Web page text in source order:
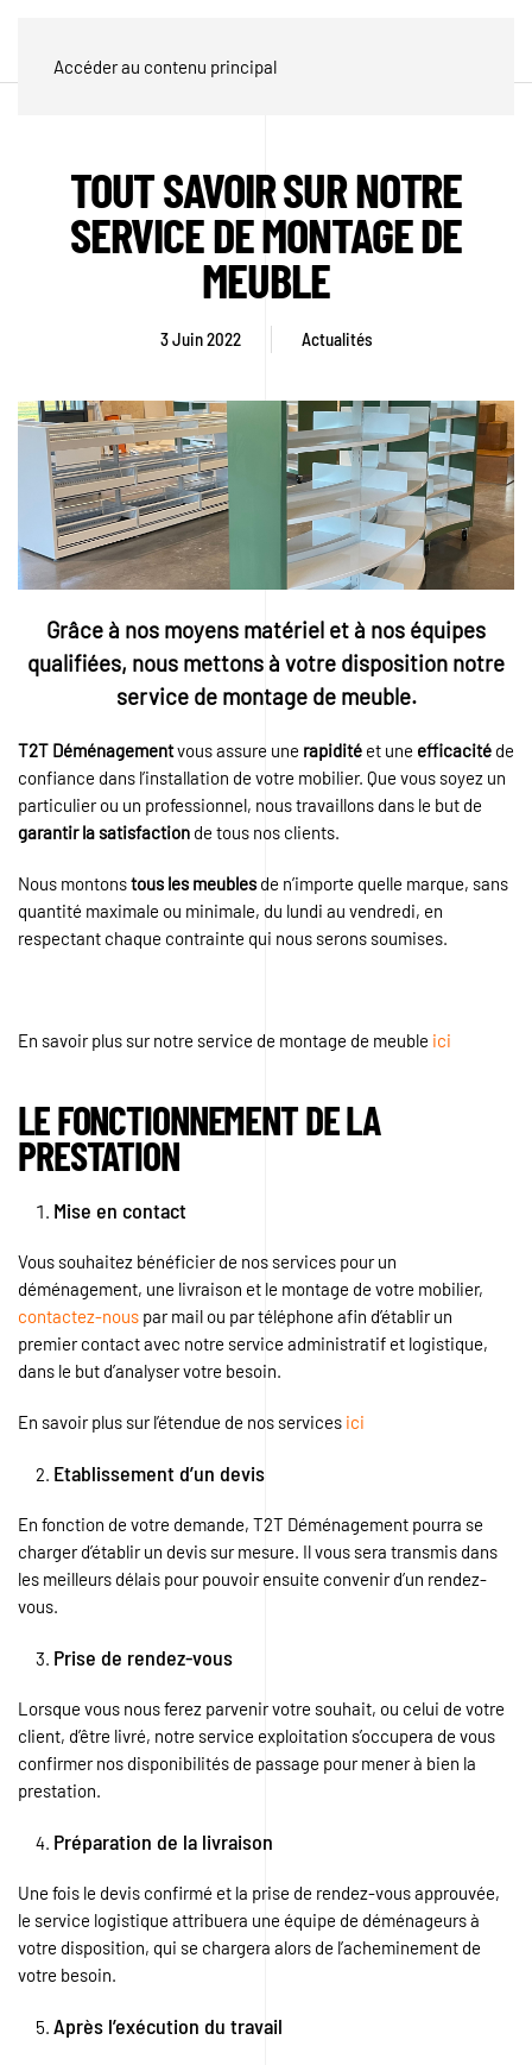
Accéder au contenu principal
TOUT SAVOIR SUR NOTRE
SERVICE DE MONTAGE DE
MEUBLE
3 Juin 2022 Actualités
Grâce à nos moyens matériel et à nos équipes
qualifiées, nous mettons à votre disposition notre
service de montage de meuble.
T2T Déménagementvous assure une rapidité et une efficacité de
confiance dans l’installation de votre mobilier. Que vous soyez un
particulier ou un professionnel, nous travaillons dans le but de
garantir la satisfaction de tous nos clients.
Nous montonstous les meubles de n’importe quelle marque, sans
quantité maximale ou minimale, du lundi au vendredi, en
respectant chaque contrainte qui nous serons soumises.
En savoir plus sur notre service de montage de meuble ici
LE FONCTIONNEMENT DE LA
PRESTATION
Mise en contact
Vous souhaitez bénéficier de nos services pour un
déménagement, une livraison et le montage de votre mobilier,
contactez-nous par mail ou par téléphone afin d’établir un
premier contact avec notre service administratif et logistique,
dans le but d’analyser votre besoin.
En savoir plus sur l’étendue de nos services ici
Etablissement d’un devis
En fonction de votre demande, T2T Déménagement pourra se
charger d’établir un devis sur mesure. Il vous sera transmis dans
les meilleurs délais pour pouvoir ensuite convenir d’un rendez-
vous.
Prise de rendez-vous
Lorsque vous nous ferez parvenir votre souhait, ou celui de votre
client, d’être livré, notre service exploitation s’occupera de vous
confirmer nos disponibilités de passage pour mener à bien la
prestation.
Préparation de la livraison
Une fois le devis confirmé et la prise de rendez-vous approuvée,
le service logistique attribuera une équipe de déménageurs à
votre disposition, qui se chargera alors de l’acheminement de
votre besoin.
Après l’exécution du travail